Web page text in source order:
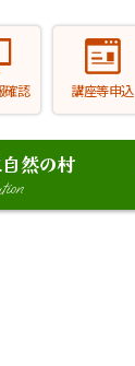
確認 講座等申込
然の村